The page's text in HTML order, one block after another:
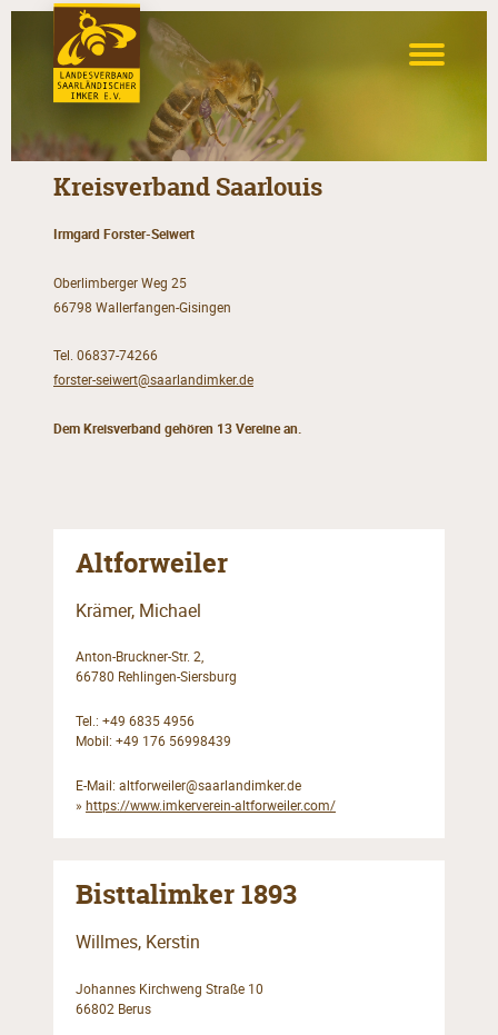
Kreisverband Saarlouis
Irmgard Forster-Seiwert
Oberlimberger Weg 25
66798 Wallerfangen-Gisingen
Tel. 06837-74266
forster-seiwert@saarlandimker.de
Dem Kreisverband gehören 13 Vereine an.
Altforweiler
Krämer, Michael
Anton-Bruckner-Str. 2,
66780 Rehlingen-Siersburg
Tel.: +49 6835 4956
Mobil: +49 176 56998439
E-Mail: altforweiler@saarlandimker.de
» https://www.imkerverein-altforweiler.com/
Bisttalimker 1893
Willmes, Kerstin
Johannes Kirchweng Straße 10
66802 Berus